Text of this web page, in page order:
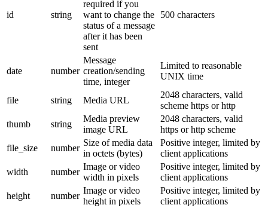
id string
required if you
want to change the
status of a message
after it has been
sent
500 characters
date number
Message
creation/sending
time, integer
Limited to reasonable
UNIX time
file string Media URL
2048 characters, valid
scheme https or http
thumb
string
Media preview
image URL
2048 characters, valid
https or http scheme
file_size
number
Size of media data
in octets (bytes)
Positive integer, limited by
client applications
width
number
Image or video
width in pixels
Positive integer, limited by
client applications
height
number
Image or video
height in pixels
Positive integer, limited by
client applications